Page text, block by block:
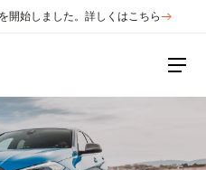
開始しました。詳しくはこちら